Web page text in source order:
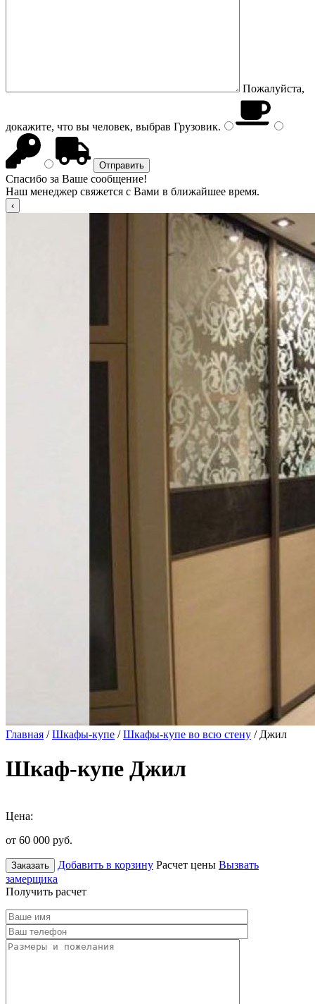
Пожалуйста,
докажите, что вы человек, выбрав Грузовик.
Спасибо за Ваше сообщение!
Наш менеджер свяжется с Вами в ближайшее время.
Главная /Шкафы-купе /Шкафы-купе во всю стену / Джил
Шкаф-купе Джил
Цена:
от 60 000 руб.
Заказать Добавить в корзину Расчет цены Вызвать
замерщика
Получить расчет